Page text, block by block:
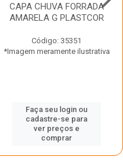
CAPA CHUVA FORRADA
AMARELA G PLASTCOR
Código: 35351
*Imagem meramente ilustrativa
Faça seu login ou
cadastre-se para
ver preços e
comprar